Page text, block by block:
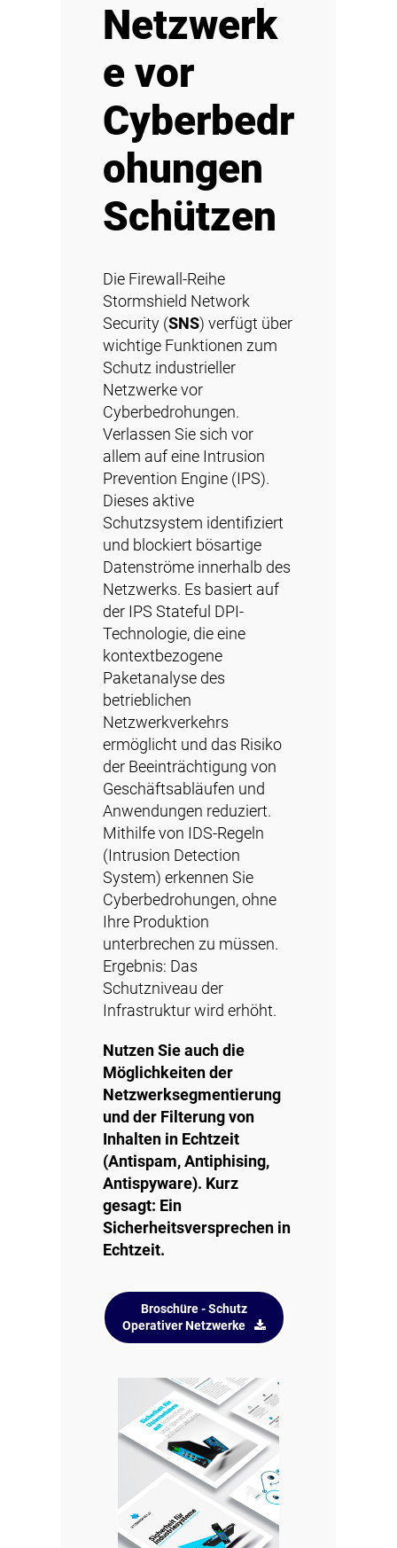
Netzwerk
e vor
Cyberbedr
ohungen
Schützen
Die Firewall-Reihe
Stormshield Network
Security (SNS) verfügt über
wichtige Funktionen zum
Schutz industrieller
Netzwerke vor
Cyberbedrohungen.
Verlassen Sie sich vor
allem auf eine Intrusion
Prevention Engine (IPS).
Dieses aktive
Schutzsystem identifiziert
und blockiert bösartige
Datenströme innerhalb des
Netzwerks. Es basiert auf
der IPS Stateful DPI-
Technologie, die eine
kontextbezogene
Paketanalyse des
betrieblichen
Netzwerkverkehrs
ermöglicht und das Risiko
der Beeinträchtigung von
Geschäftsabläufen und
Anwendungen reduziert.
Mithilfe von IDS-Regeln
(Intrusion Detection
System) erkennen Sie
Cyberbedrohungen, ohne
Ihre Produktion
unterbrechen zu müssen.
Ergebnis: Das
Schutzniveau der
Infrastruktur wird erhöht.
Nutzen Sie auch die
Möglichkeiten der
Netzwerksegmentierung
und der Filterung von
Inhalten in Echtzeit
(Antispam, Antiphising,
Antispyware). Kurz
gesagt: Ein
Sicherheitsversprechen in
Echtzeit.
Broschüre - Schutz
Operativer Netzwerke